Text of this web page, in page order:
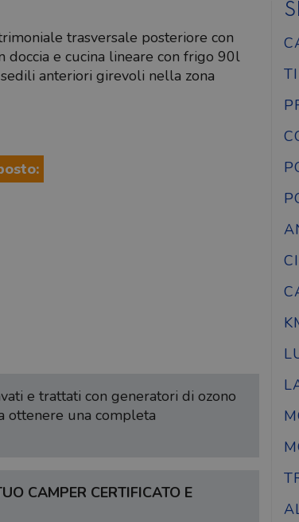
trasversale posteriore con
doccia e cucina lineare con frigo 90l
anteriori girevoli nella zona
e trattati con generatori di ozono
ottenere una completa
CAMPER CERTIFICATO E